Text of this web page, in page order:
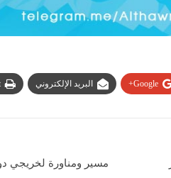
Google+ البريد الإلكتروني
مسير ومناورة لخريجي